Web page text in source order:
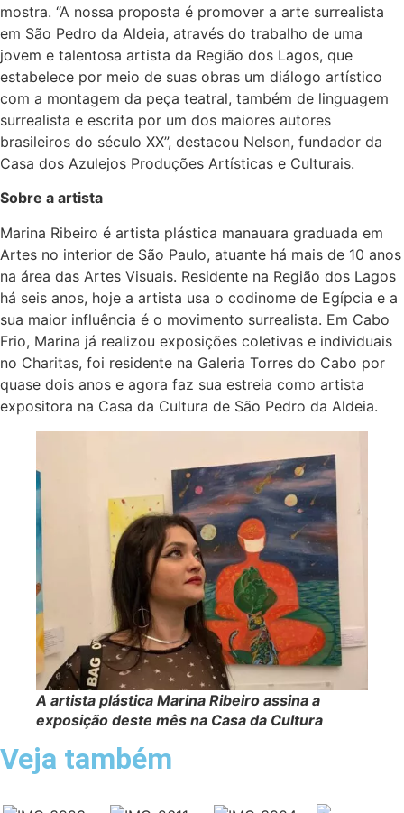
mostra. “A nossa proposta é promover a arte surrealista
em São Pedro da Aldeia, através do trabalho de uma
jovem e talentosa artista da Região dos Lagos, que
estabelece por meio de suas obras um diálogo artístico
com a montagem da peça teatral, também de linguagem
surrealista e escrita por um dos maiores autores
brasileiros do século XX”, destacou Nelson, fundador da
Casa dos Azulejos Produções Artísticas e Culturais.
Sobre a artista
Marina Ribeiro é artista plástica manauara graduada em
Artes no interior de São Paulo, atuante há mais de 10 anos
na área das Artes Visuais. Residente na Região dos Lagos
há seis anos, hoje a artista usa o codinome de Egípcia e a
sua maior influência é o movimento surrealista. Em Cabo
Frio, Marina já realizou exposições coletivas e individuais
no Charitas, foi residente na Galeria Torres do Cabo por
quase dois anos e agora faz sua estreia como artista
expositora na Casa da Cultura de São Pedro da Aldeia.
A artista plástica Marina Ribeiro assina a
exposição deste mês na Casa da Cultura
Veja também